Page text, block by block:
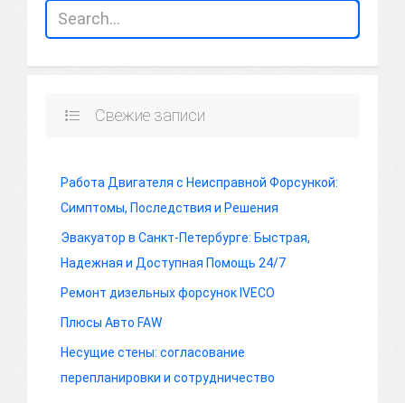
Свежие записи
Работа Двигателя с Неисправной Форсункой:
Симптомы, Последствия и Решения
Эвакуатор в Санкт-Петербурге: Быстрая,
Надежная и Доступная Помощь 24/7
Ремонт дизельных форсунок IVECO
Плюсы Авто FAW
Несущие стены: согласование
перепланировки и сотрудничество